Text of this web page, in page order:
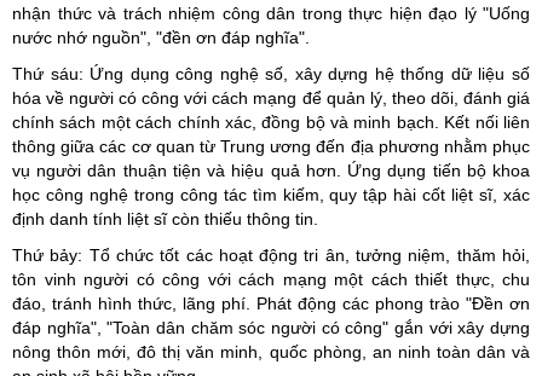
nhận thức và trách nhiệm công dân trong thực hiện đạo lý "Uống
nước nhớ nguồn", "đền ơn đáp nghĩa".
Thứ sáu: Ứng dụng công nghệ số, xây dựng hệ thống dữ liệu số
hóa về người có công với cách mạng để quản lý, theo dõi, đánh giá
chính sách một cách chính xác, đồng bộ và minh bạch. Kết nối liên
thông giữa các cơ quan từ Trung ương đến địa phương nhằm phục
vụ người dân thuận tiện và hiệu quả hơn. Ứng dụng tiến bộ khoa
học công nghệ trong công tác tìm kiếm, quy tập hài cốt liệt sĩ, xác
định danh tính liệt sĩ còn thiếu thông tin.
Thứ bảy: Tổ chức tốt các hoạt động tri ân, tưởng niệm, thăm hỏi,
tôn vinh người có công với cách mạng một cách thiết thực, chu
đáo, tránh hình thức, lãng phí. Phát động các phong trào "Đền ơn
đáp nghĩa", "Toàn dân chăm sóc người có công" gắn với xây dựng
nông thôn mới, đô thị văn minh, quốc phòng, an ninh toàn dân và